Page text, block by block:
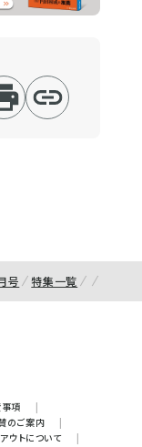
号 特集一覧
項
|
のご案内
|
ウトについて
|